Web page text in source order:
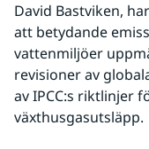
David Bastviken,
att betydande
vattenmiljöer
revisioner av
av IPCC:s riktlinjer
växthusgasutsläpp.